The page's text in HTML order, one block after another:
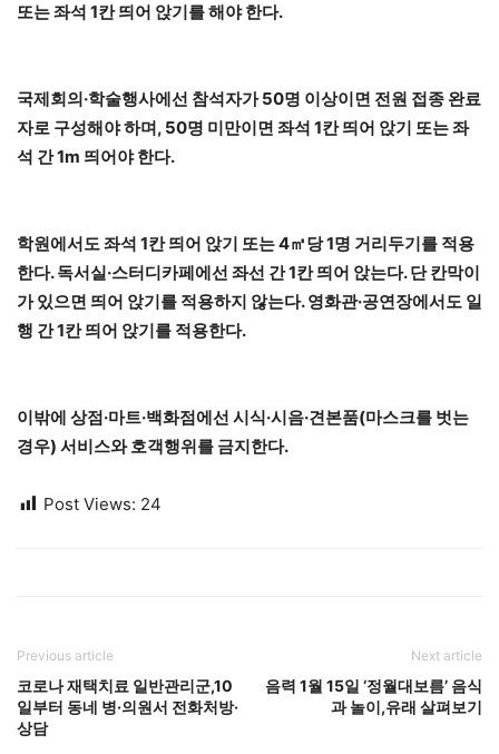
또는 좌석 1칸 띄어 앉기를 해야 한다.
국제회의·학술행사에선 참석자가 50명 이상이면 전원 접종 완료
자로 구성해야 하며, 50명 미만이면 좌석 1칸 띄어 앉기 또는 좌
석 간 1m 띄어야 한다.
학원에서도 좌석 1칸 띄어 앉기 또는 4㎡당 1명 거리두기를 적용
한다. 독서실·스터디카페에선 좌선 간 1칸 띄어 앉는다. 단 칸막이
가 있으면 띄어 앉기를 적용하지 않는다. 영화관·공연장에서도 일
행 간 1칸 띄어 앉기를 적용한다.
이밖에 상점·마트·백화점에선 시식·시음·견본품(마스크를 벗는
경우) 서비스와 호객행위를 금지한다.
Post Views: 24
Previous article
코로나 재택치료 일반관리군,10
일부터 동네 병·의원서 전화처방·
상담
Next article
음력 1월 15일 ‘정월대보름’ 음식
과 놀이,유래 살펴보기